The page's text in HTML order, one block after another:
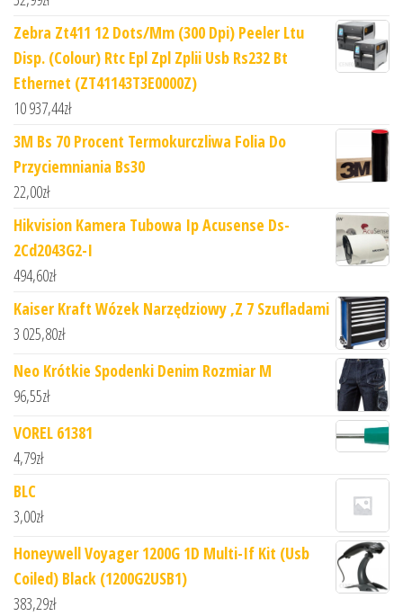
Zebra Zt411 12 Dots/Mm (300 Dpi) Peeler Ltu
Disp. (Colour) Rtc Epl Zpl Zplii Usb Rs232 Bt
Ethernet (ZT41143T3E0000Z)
10 937,44zł
3M Bs 70 Procent Termokurczliwa Folia Do
Przyciemniania Bs30
22,00zł
Hikvision Kamera Tubowa Ip Acusense Ds-
2Cd2043G2-I
494,60zł
Kaiser Kraft Wózek Narzędziowy ,Z 7 Szufladami
3 025,80zł
Neo Krótkie Spodenki Denim Rozmiar M
96,55zł
VOREL 61381
4,79zł
BLC
3,00zł
Honeywell Voyager 1200G 1D Multi-If Kit (Usb
Coiled) Black (1200G2USB1)
383,29zł